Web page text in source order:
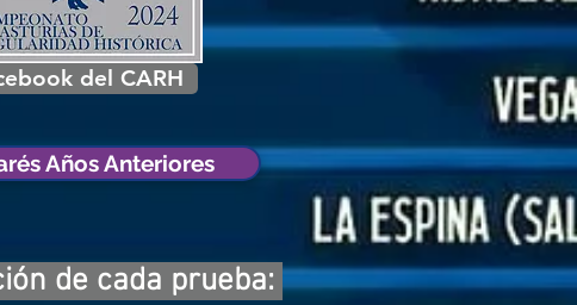
del CARH
Años Anteriores
de cada prueba: